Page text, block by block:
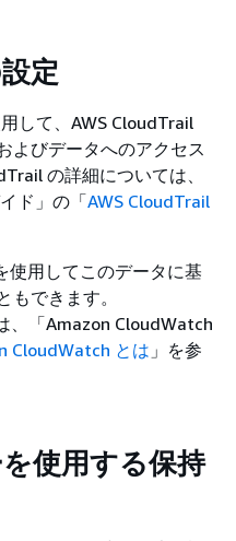
定
して、AWS CloudTrail
よびデータへのアクセス
の詳細については、
ド」の「AWS CloudTrail
使用してこのデータに基
できます。
、「Amazon CloudWatch
CloudWatch とは 」を参
使用する保持